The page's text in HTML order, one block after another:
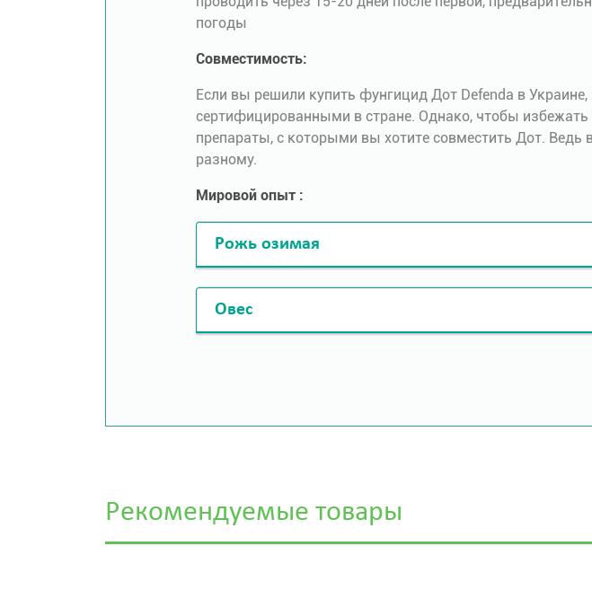
погоды
Совместимость:
Если вы решили купить фунгицид Дот Defenda в
сертифицированными в стране. Однако, чтобы избежать
препараты, с которыми вы хотите совместить Дот.
разному.
Мировой опыт :
Рожь озимая
Овес
Рекомендуемые товары